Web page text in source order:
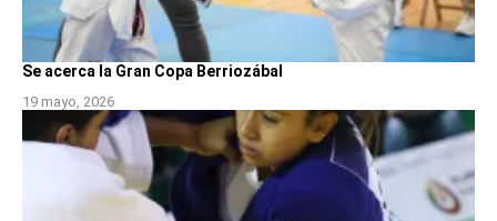
Se acerca la Gran Copa Berriozábal
19 mayo, 2026